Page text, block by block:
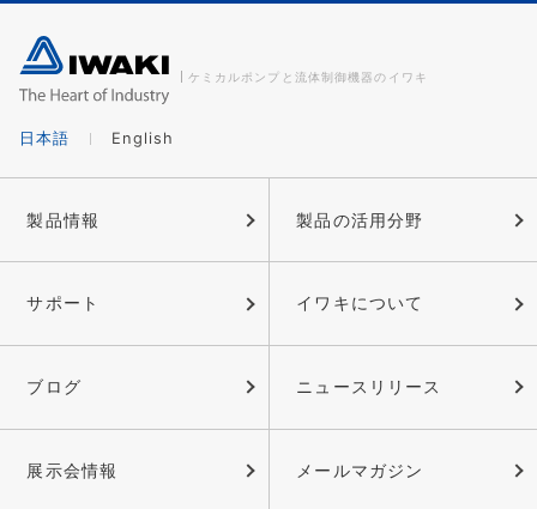
ケミカルポンプと流体制御機器のイワキ
日本語 English
製品情報 製品の活用分野
サポート イワキについて
ブログ ニュースリリース
展示会情報 メールマガジン